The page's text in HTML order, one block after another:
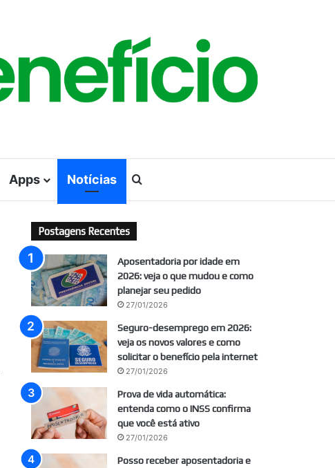
Apps Notícias
Postagens Recentes
Aposentadoria por idade em
2026: veja o que mudou e como
planejar seu pedido
27/01/2026
Seguro-desemprego em 2026:
veja os novos valores e como
solicitar o benefício pela internet
27/01/2026
Prova de vida automática:
entenda como o INSS confirma
que você está ativo
27/01/2026
Posso receber aposentadoria e